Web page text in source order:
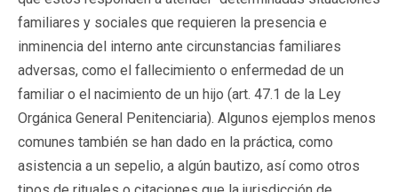
familiares y sociales que requieren la presencia e
inminencia del interno ante circunstancias familiares
adversas, como el fallecimiento o enfermedad de un
familiar o el nacimiento de un hijo (art. 47.1 de la Ley
Orgánica General Penitenciaria). Algunos ejemplos menos
comunes también se han dado en la práctica, como
asistencia a un sepelio, a algún bautizo, así como otros